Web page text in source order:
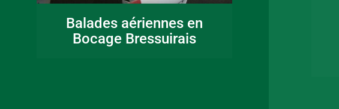
Balades aériennes en
Bocage Bressuirais
Fête de la musique
en Bocage